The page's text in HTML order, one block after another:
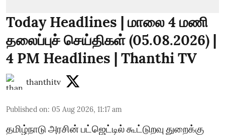
Today Headlines | மாலை 4 மணி
தலைப்புச் செய்திகள் (05.08.2026) |
4 PM Headlines | Thanthi TV
thanthitv
Published on: 05 Aug 2026, 11:17 am
தமிழ்நாடு அரசின் பட்ஜெட்டில் கூட்டுறவு துறைக்கு